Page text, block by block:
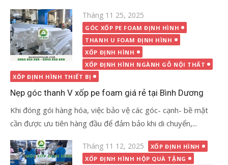
Đăng
vào
Tháng 11 25, 2025
GÓC XỐP PE FOAM ĐỊNH HÌNH
THANH U FOAM ĐỊNH HÌNH
XỐP ĐỊNH HÌNH
XỐP ĐỊNH HÌNH NGÀNH GỖ NỘI THẤT
XỐP ĐỊNH HÌNH THIẾT BỊ
Nẹp góc thanh V xốp pe foam giá rẻ tại Bình Dương
Khi đóng gói hàng hóa, việc bảo vệ các góc- cạnh- bề mặt
cần được ưu tiên hàng đầu để đảm bảo khi di chuyển,...
Đăng
vào
Tháng 11 12, 2025
XỐP ĐỊNH HÌNH
XỐP ĐỊNH HÌNH HỘP QUÀ TẶNG